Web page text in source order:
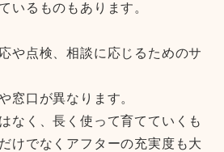
いるものもあります。
や点検、相談に応じるためのサ
窓口が異なります。
なく、長く使って育てていくも
けでなくアフターの充実度も大